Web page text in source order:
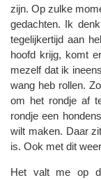
zijn. Op zulke
gedachten. Ik
tegelijkertijd aan
hoofd krijg, komt
mezelf dat ik
wang heb rollen.
om het rondje af
rondje een
wilt maken. Daar
is. Ook met dit
Het valt me op